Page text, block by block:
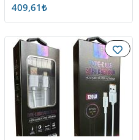
409,61₺